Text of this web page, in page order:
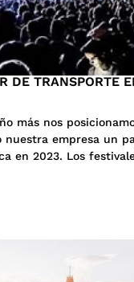
DE TRANSPORTE
más nos
empresa un
en 2023. Los